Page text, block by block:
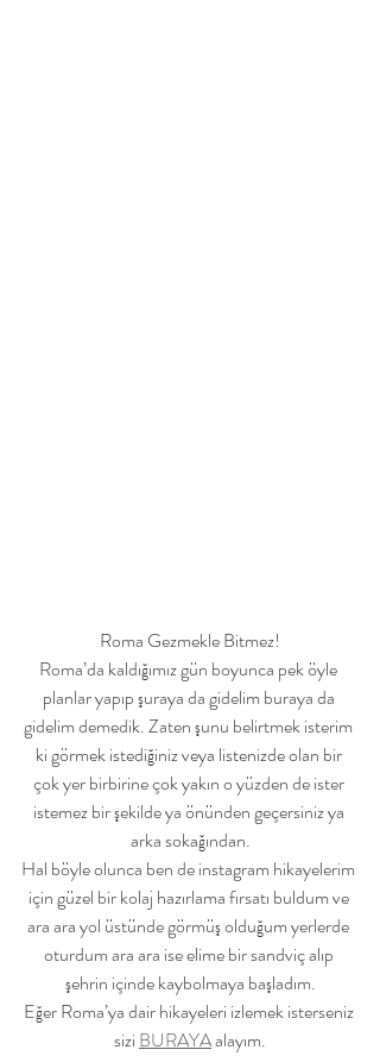
Roma Gezmekle Bitmez!
Roma’da kaldığımız gün boyunca pek öyle
planlar yapıp şuraya da gidelim buraya da
gidelim demedik. Zaten şunu belirtmek isterim
ki görmek istediğiniz veya listenizde olan bir
çok yer birbirine çok yakın o yüzden de ister
istemez bir şekilde ya önünden geçersiniz ya
arka sokağından.
Hal böyle olunca ben de instagram hikayelerim
için güzel bir kolaj hazırlama fırsatı buldum ve
ara ara yol üstünde görmüş olduğum yerlerde
oturdum ara ara ise elime bir sandviç alıp
şehrin içinde kaybolmaya başladım.
Eğer Roma’ya dair hikayeleri izlemek isterseniz
sizi BURAYA alayım.